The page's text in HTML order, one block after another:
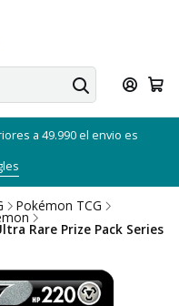
a 49.990 el envio es
Pokémon TCG
Rare Prize Pack Series